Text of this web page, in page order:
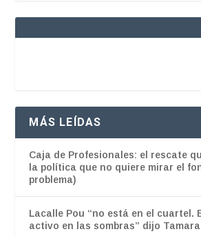
MÁS LEÍDAS
Caja de Profesionales: el rescate
la política que no quiere mirar el
problema)
Lacalle Pou “no está en el cuartel.
activo en las sombras” dijo